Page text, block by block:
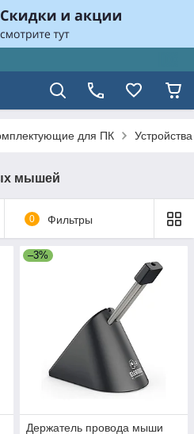
для ПК
мышей
0 Фильтры
–3%
Держатель провода мыши